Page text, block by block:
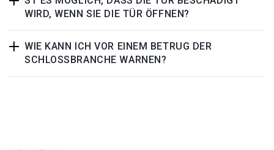
WIRD, WENN SIE DIE TÜR ÖFFNEN?
WIE KANN ICH VOR EINEM BETRUG DER
SCHLOSSBRANCHE WARNEN?